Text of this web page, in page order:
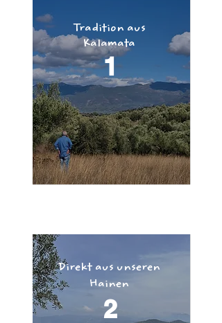
Tradition aus
Kalamata
1
Direkt aus unseren
Hainen
2